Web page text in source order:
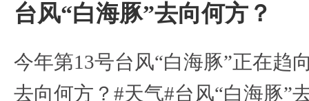
台风“白海豚”去向何方？
今年第13号台风“白海豚”正在趋
去向何方？#天气#台风“白海豚”